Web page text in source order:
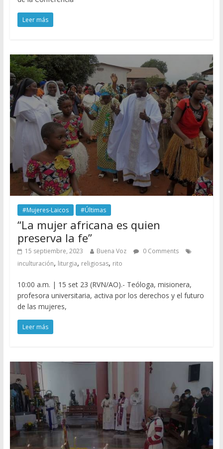
Leer más
#Mujeres-Laicos #Últimas
“La mujer africana es quien
preserva la fe”
15 septiembre, 2023 Buena Voz
0 Comments
inculturación, liturgia, religiosas, rito
10:00 a.m. | 15 set 23 (RVN/AO).- Teóloga, misionera,
profesora universitaria, activa por los derechos y el futuro
de las mujeres,
Leer más